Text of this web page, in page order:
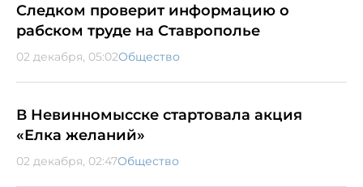
Следком проверит информацию о
рабском труде на Ставрополье
02 декабря, 05:02Общество
В Невинномысске стартовала акция
«Елка желаний»
02 декабря, 02:47Общество